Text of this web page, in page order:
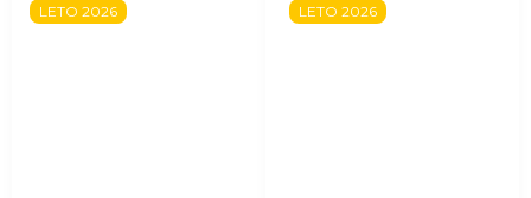
LETO 2026
LETO 2026